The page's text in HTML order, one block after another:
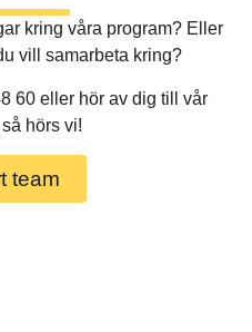
kring våra program? Eller
vill samarbeta kring?
60 eller hör av dig till vår
hörs vi!
team